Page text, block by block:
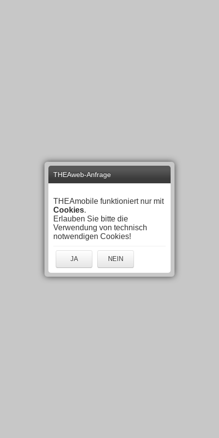
THEAweb-Anfrage
THEAmobile funktioniert nur mit
Cookies.
Erlauben Sie bitte die
Verwendung von technisch
notwendigen Cookies!
JA NEIN